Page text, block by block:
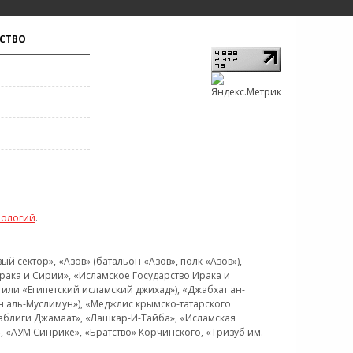
.
«Азов» (батальон «Азов», полк «Азов»),
и Сирии», «Исламское Государство Ирака и
«Египетский исламский джихад»), «Джабхат ан-
Муслимун»), «Меджлис крымско-татарского
Джамаат», «Лашкар-И-Тайба», «Исламская
Синрике», «Братство» Корчинского, «Тризуб им.